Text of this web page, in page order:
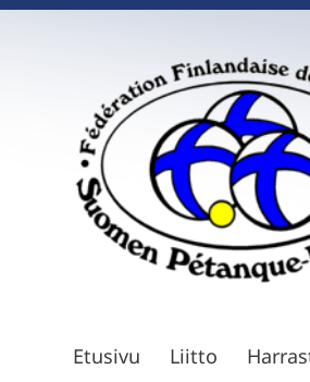
Suomen Petanque-
Etusivu Liitto